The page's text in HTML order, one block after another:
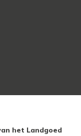
het Landgoed